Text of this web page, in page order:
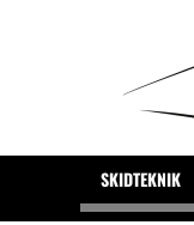
SKIDTEKNIK